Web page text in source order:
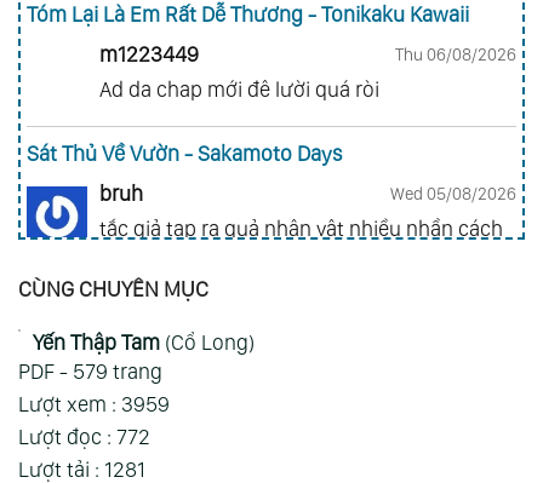
Tóm Lại Là Em Rất Dễ Thương - Tonikaku Kawaii
m1223449
Thu 06/08/2026
Ad da chap mới đê lười quá ròi
Sát Thủ Về Vườn - Sakamoto Days
bruh
Wed 05/08/2026
tắc giả tạp ra quả nhân vật nhiều nhần cách
Gia Đình Điệp Viên - Spy X Family
ai hỏi 123
Mong 1 ngày shop ra 2 chap
CÙNG CHUYÊN MỤC
Yến Thập Tam (Cổ Long)
PDF - 579 trang
Lượt xem : 3959
Lượt đọc : 772
Lượt tải : 1281